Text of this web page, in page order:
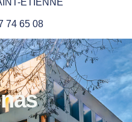
ÉTIENNE
74 65 08